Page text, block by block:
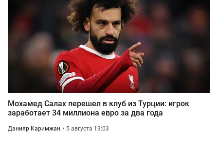
Мохамед Салах перешел в клуб из Турции: игрок
заработает 34 миллиона евро за два года
Данияр Каримжан 5 августа 13:03